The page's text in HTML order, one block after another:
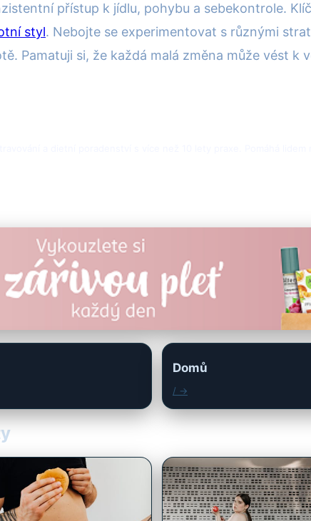
přístup k jídlu, pohybu a sebekontrole.
styl. Nebojte se experimentovat s různými
Pamatuji si, že každá malá změna může vést k
Domů
/ →